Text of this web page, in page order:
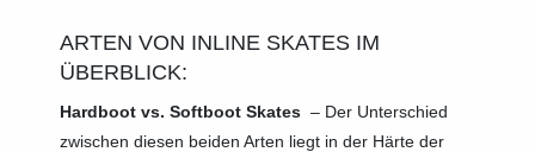
ARTEN VON INLINE SKATES IM
ÜBERBLICK:
Hardboot vs. Softboot Skates – Der Unterschied
zwischen diesen beiden Arten liegt in der Härte der